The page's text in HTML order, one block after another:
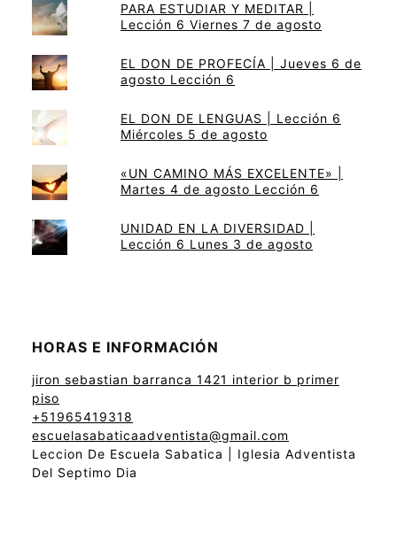
PARA ESTUDIAR Y MEDITAR |
Lección 6 Viernes 7 de agosto
EL DON DE PROFECÍA | Jueves 6 de
agosto Lección 6
EL DON DE LENGUAS | Lección 6
Miércoles 5 de agosto
«UN CAMINO MÁS EXCELENTE» |
Martes 4 de agosto Lección 6
UNIDAD EN LA DIVERSIDAD |
Lección 6 Lunes 3 de agosto
HORAS E INFORMACIÓN
jiron sebastian barranca 1421 interior b primer
piso
+51965419318
escuelasabaticaadventista@gmail.com
Leccion De Escuela Sabatica | Iglesia Adventista
Del Septimo Dia